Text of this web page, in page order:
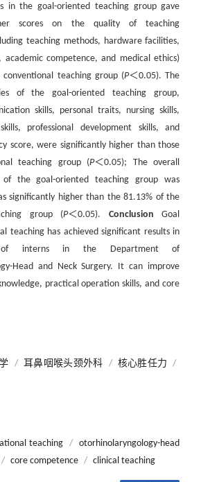
in the goal-oriented teaching group gave
scores on the quality of teaching
teaching methods, hardware facilities,
competence, and medical ethics)
teaching group (P＜0.05). The
of the goal-oriented teaching group,
skills, personal traits, nursing skills,
professional development skills, and
score, were significantly higher than those
teaching group (P＜0.05); The overall
the goal-oriented teaching group was
significantly higher than the 81.13% of the
group (P＜0.05). Conclusion Goal
teaching has achieved significant results in
interns in the Department of
Head and Neck Surgery. It can improve
practical operation skills, and core
/ 耳鼻咽喉头颈外科 / 核心胜任力
/
teaching /
otorhinolaryngology-head
/ core competence / clinical teaching